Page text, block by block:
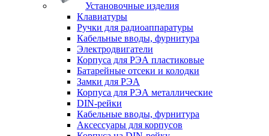
Установочные изделия
Клавиатуры
Ручки для радиоаппаратуры
Кабельные вводы, фурнитура
Электродвигатели
Корпуса для РЭА пластиковые
Батарейные отсеки и колодки
Замки для РЭА
Корпуса для РЭА металлические
DIN-рейки
Кабельные вводы, фурнитура
Аксессуары для корпусов